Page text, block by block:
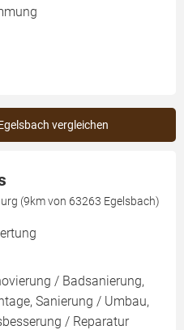
vergleichen
(9km von 63263 Egelsbach)
/ Badsanierung,
Sanierung / Umbau,
/ Reparatur